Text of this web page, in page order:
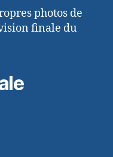
photos de
finale du